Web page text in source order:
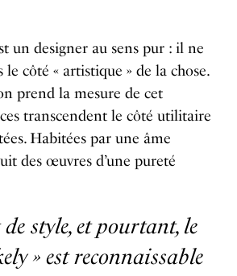
un designer au sens pur : il ne
le côté « artistique » de la chose.
prend la mesure de cet
transcendent le côté utilitaire
Habitées par une âme
des œuvres d’une pureté
de style, et pourtant, le
» est reconnaissable